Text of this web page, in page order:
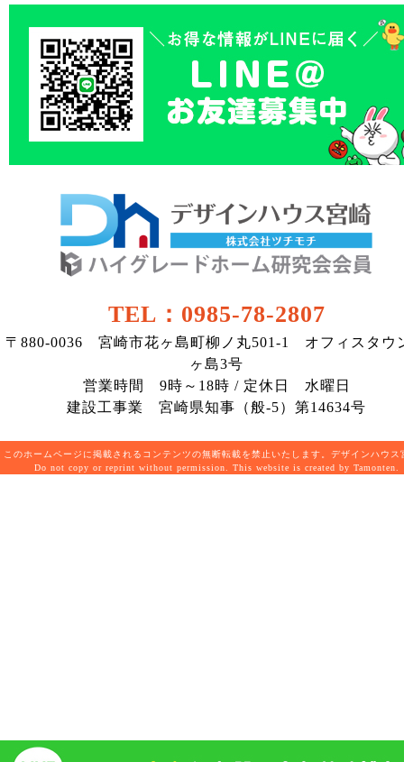
TEL：0985-78-2807
〒880-0036 宮崎市花ヶ島町柳ノ丸501-1 オフィスタウ
ヶ島3号
営業時間 9時～18時 / 定休日 水曜日
建設工事業 宮崎県知事（般-5）第14634号
このホームページに掲載されるコンテンツの無断転載を禁止いたします。デザインハウ
Do not copy or reprint without permission. This website is created by Tamonten.